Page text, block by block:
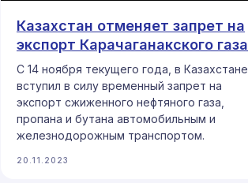
Казахстан отменяет запрет на
экспорт Карачаганакского газа
С 14 ноября текущего года, в Казахстане
вступил в силу временный запрет на
экспорт сжиженного нефтяного газа,
пропана и бутана автомобильным и
железнодорожным транспортом.
20.11.2023